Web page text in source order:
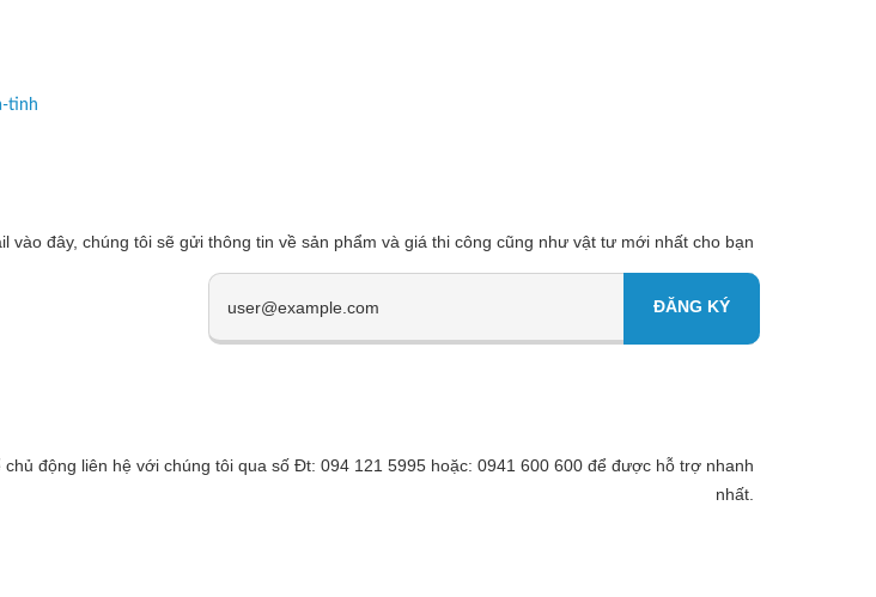
tinh
vào đây, chúng tôi sẽ gửi thông tin về sản phẩm và giá thi công cũng như vật tư mới nhất cho bạn
động liên hệ với chúng tôi qua số Đt: 094 121 5995 hoặc: 0941 600 600 để được hỗ trợ nhanh
nhất.